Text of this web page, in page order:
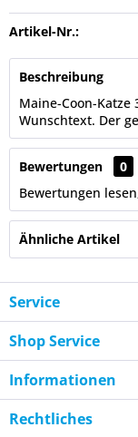
Artikel-Nr.:
Beschreibung
Maine-Coon-Katze
Wunschtext. Der
Bewertungen
0
Bewertungen
Ähnliche Artikel
Service
Shop Service
Informationen
Rechtliches